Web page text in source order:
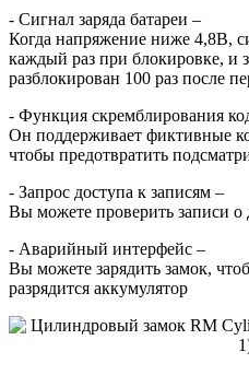
- Сигнал заряда батареи –
Когда напряжение ниже 4,8В,
каждый раз при блокировке, и
разблокирован 100 раз после
- Функция скремблирования
Он поддерживает фиктивные
чтобы предотвратить
- Запрос доступа к записям –
Вы можете проверить записи о
- Аварийный интерфейс –
Вы можете зарядить замок,
разрядится аккумулятор